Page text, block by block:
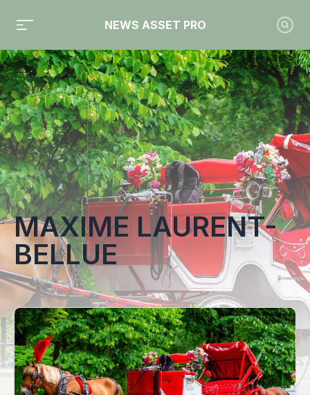
NEWS ASSET PRO
Toute l'actualité sur le tag "Maxime Laurent-Bellue"
MAXIME LAURENT-
BELLUE